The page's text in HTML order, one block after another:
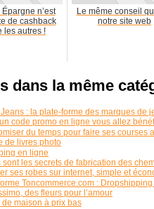
n’est
de cashback
les autres !
Le même conseil
notre site web
dans la même
: la plate-forme des marques de
code promo en ligne vous allez
du temps pour faire ses courses
de livres photo
en ligne
sont les secrets de fabrication des
ses robes sur internet, simple et
Toncommerce.com :
des fleurs pour l’amour
de maison à prix bas